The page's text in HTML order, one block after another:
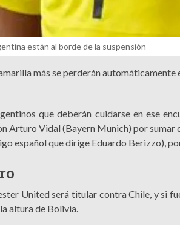
están al borde de la suspensión
más se perderán
que deberán cuidarse en ese
Arturo Vidal (Bayern Munich) por
español que dirige Eduardo Berizzo),
United será titular contra Chile, y si
altura de Bolivia.